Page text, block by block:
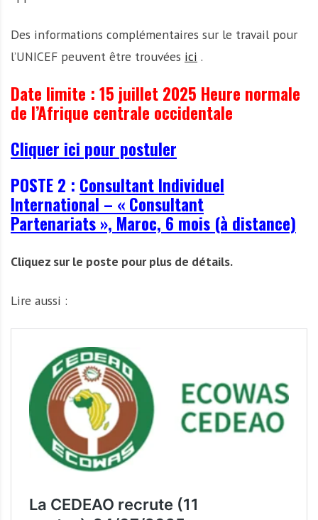
Des informations complémentaires sur le travail pour
l’UNICEF peuvent être trouvées ici .
Date limite : 15 juillet 2025 Heure normale
de l’Afrique centrale occidentale
Cliquer ici pour postuler
POSTE 2 : Consultant Individuel
International – « Consultant
Partenariats », Maroc, 6 mois (à distance)
Cliquez sur le poste pour plus de détails.
Lire aussi :